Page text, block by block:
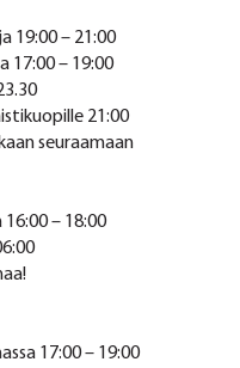
19:00 – 21:00
17:00 – 19:00
21:00
seuraamaan
– 18:00
17:00 – 19:00